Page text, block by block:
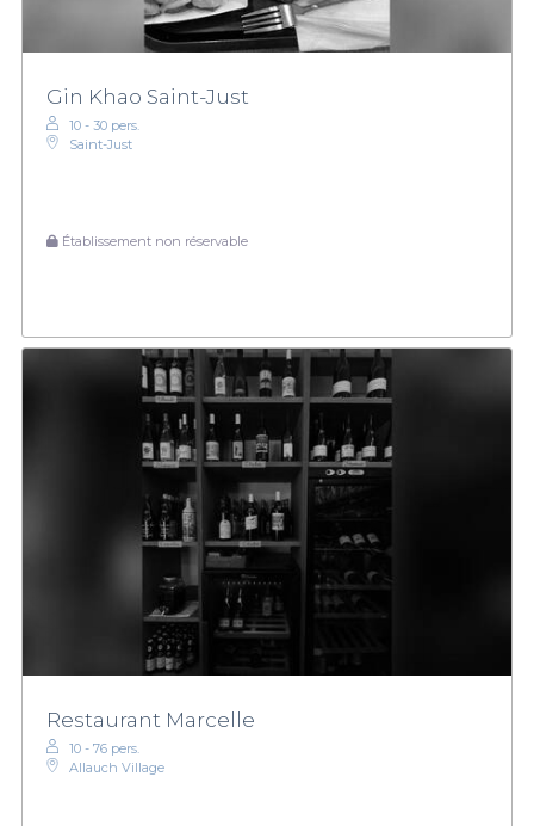
Gin Khao Saint-Just
10 - 30 pers.
Saint-Just
Établissement non réservable
Restaurant Marcelle
10 - 76 pers.
Allauch Village